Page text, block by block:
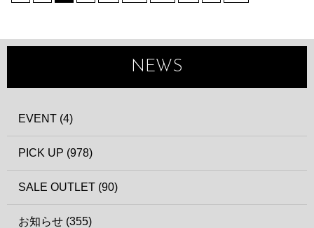
NEWS
EVENT (4)
PICK UP (978)
SALE OUTLET (90)
お知らせ (355)